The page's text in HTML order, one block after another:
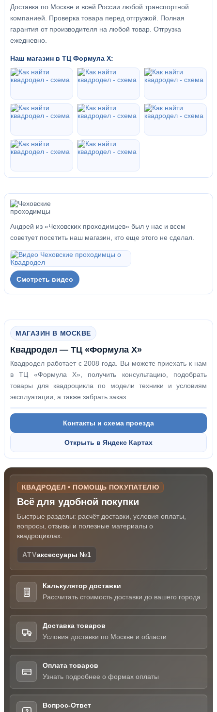
Доставка по Москве и всей России любой транспортной
компанией. Проверка товара перед отгрузкой. Полная
гарантия от производителя на любой товар. Отгрузка
ежедневно.
Наш магазин в ТЦ Формула Х:
Андрей из «Чеховских проходимцев» был у нас и всем
советует посетить наш магазин, кто еще этого не сделал.
Смотреть видео
МАГАЗИН В МОСКВЕ
Квадродел — ТЦ «Формула Х»
Квадродел работает с 2008 года. Вы можете приехать к нам
в ТЦ «Формула Х», получить консультацию, подобрать
товары для квадроцикла по модели техники и условиям
эксплуатации, а также забрать заказ.
Контакты и схема проезда
Открыть в Яндекс Картах
КВАДРОДЕЛ • ПОМОЩЬ ПОКУПАТЕЛЮ
Всё для удобной покупки
Быстрые разделы: расчёт доставки, условия оплаты,
вопросы, отзывы и полезные материалы о
квадроциклах.
ATVаксессуары №1
Калькулятор доставки
Рассчитать стоимость доставки до вашего города
Доставка товаров
Условия доставки по Москве и области
Оплата товаров
Узнать подробнее о формах оплаты
Вопрос-Ответ